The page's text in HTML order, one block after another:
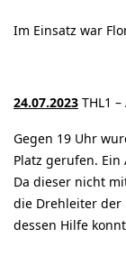
Im Einsatz war
24.07.2023 THL1
Gegen 19 Uhr
Platz gerufen.
Da dieser nicht
die Drehleiter der
dessen Hilfe